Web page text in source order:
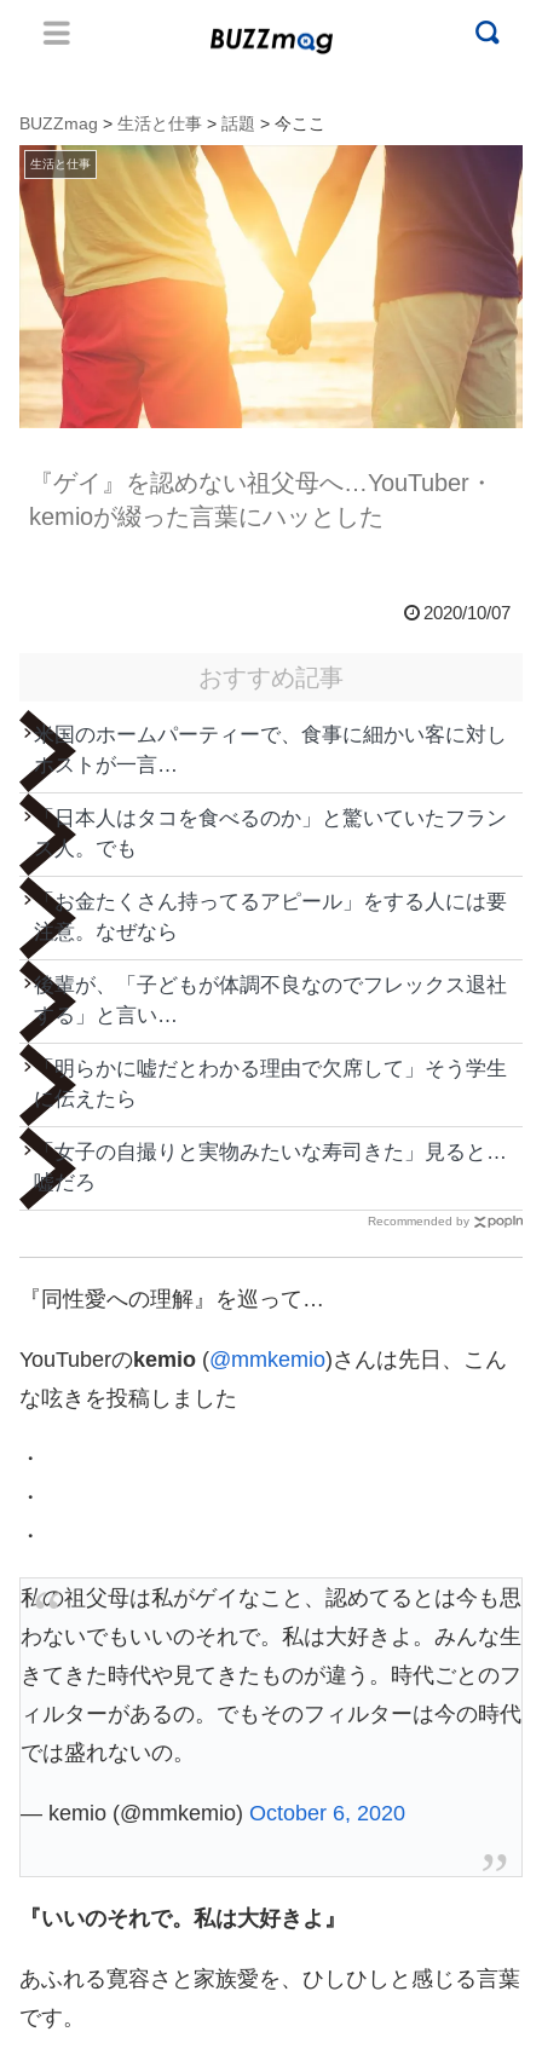
BUZZmag > 生活と仕事 > 話題 > 今ここ
生活と仕事
『ゲイ』を認めない祖父母へ…YouTuber・
kemioが綴った言葉にハッとした
2020/10/07
おすすめ記事
米国のホームパーティーで、食事に細かい客に対し
ホストが一言…
「日本人はタコを食べるのか」と驚いていたフラン
ス人。でも
「お金たくさん持ってるアピール」をする人には要
注意。なぜなら
後輩が、「子どもが体調不良なのでフレックス退社
する」と言い…
「明らかに嘘だとわかる理由で欠席して」そう学生
に伝えたら
「女子の自撮りと実物みたいな寿司きた」見ると…
嘘だろ
Recommended by
『同性愛への理解』を巡って…
YouTuberのkemio (@mmkemio)さんは先日、こん
な呟きを投稿しました
・
・
・
私の祖父母は私がゲイなこと、認めてるとは今も思
わないでもいいのそれで。私は大好きよ。みんな生
きてきた時代や見てきたものが違う。時代ごとのフ
ィルターがあるの。でもそのフィルターは今の時代
では盛れないの。
— kemio (@mmkemio) October 6, 2020
『いいのそれで。私は大好きよ』
あふれる寛容さと家族愛を、ひしひしと感じる言葉
です。